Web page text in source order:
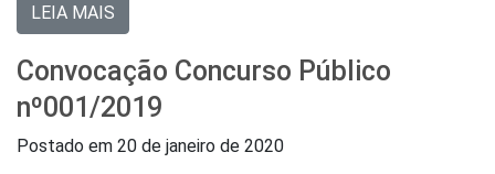
LEIA MAIS
Convocação Concurso Público
nº001/2019
Postado em 20 de janeiro de 2020